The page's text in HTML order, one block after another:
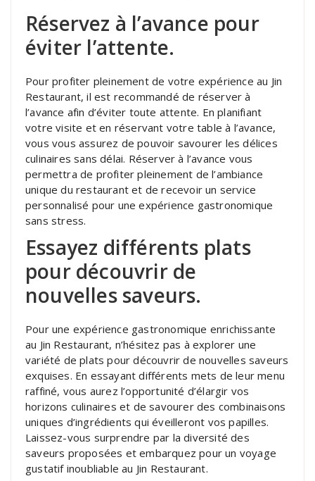
Réservez à l’avance pour
éviter l’attente.
Pour profiter pleinement de votre expérience au Jin
Restaurant, il est recommandé de réserver à
l’avance afin d’éviter toute attente. En planifiant
votre visite et en réservant votre table à l’avance,
vous vous assurez de pouvoir savourer les délices
culinaires sans délai. Réserver à l’avance vous
permettra de profiter pleinement de l’ambiance
unique du restaurant et de recevoir un service
personnalisé pour une expérience gastronomique
sans stress.
Essayez différents plats
pour découvrir de
nouvelles saveurs.
Pour une expérience gastronomique enrichissante
au Jin Restaurant, n’hésitez pas à explorer une
variété de plats pour découvrir de nouvelles saveurs
exquises. En essayant différents mets de leur menu
raffiné, vous aurez l’opportunité d’élargir vos
horizons culinaires et de savourer des combinaisons
uniques d’ingrédients qui éveilleront vos papilles.
Laissez-vous surprendre par la diversité des
saveurs proposées et embarquez pour un voyage
gustatif inoubliable au Jin Restaurant.